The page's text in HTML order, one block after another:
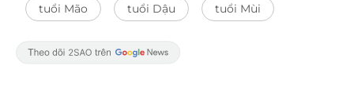
tuổi Mão tuổi Dậu tuổi Mùi